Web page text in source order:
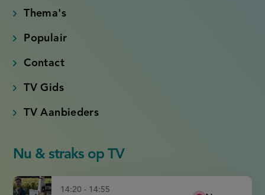
Thema's
Populair
Contact
TV Gids
TV Aanbieders
Nu & straks op TV
14:20 - 14:55